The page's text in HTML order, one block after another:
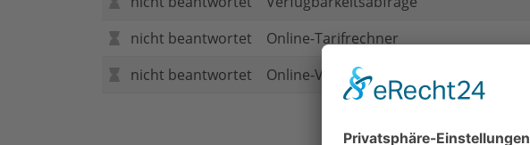
nicht beantwortet
Online-Tarifrechner
nicht beantwortet
Online-Vertragsabschluss